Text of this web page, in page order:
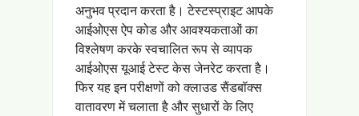
अनुभव प्रदान करता है। टेस्टस्प्राइट आपके
आईओएस ऐप कोड और आवश्यकताओं का
विश्लेषण करके स्वचालित रूप से व्यापक
आईओएस यूआई टेस्ट केस जेनरेट करता है।
फिर यह इन परीक्षणों को क्लाउड सैंडबॉक्स
वातावरण में चलाता है और सुधारों के लिए